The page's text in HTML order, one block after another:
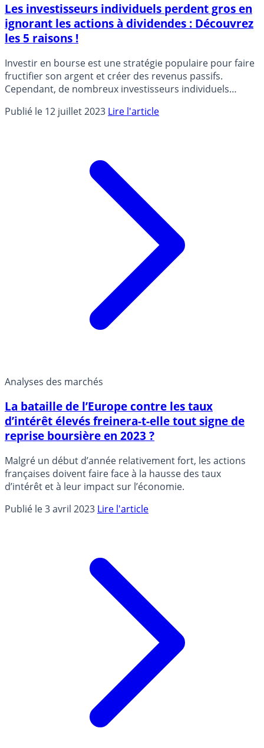
Les investisseurs individuels perdent gros en
ignorant les actions à dividendes : Découvrez
les 5 raisons !
Investir en bourse est une stratégie populaire pour faire
fructifier son argent et créer des revenus passifs.
Cependant, de nombreux investisseurs individuels
ignorant les actions à dividendes.
Publié le 12 juillet 2023 Lire l'article
Analyses des marchés
La bataille de l’Europe contre les taux
d’intérêt élevés freinera-t-elle tout signe de
reprise boursière en 2023 ?
Malgré un début d’année relativement fort, les actions
françaises doivent faire face à la hausse des taux
d’intérêt et à leur impact sur l’économie.
Publié le 3 avril 2023 Lire l'article